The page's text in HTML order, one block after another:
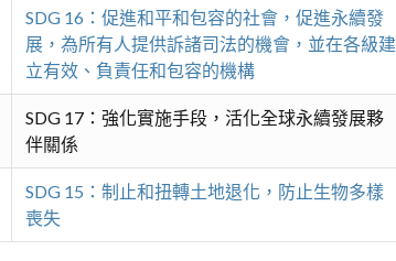
SDG 16：促進和平和包容的社會，促進永續發
展，為所有人提供訴諸司法的機會，並在各級建
立有效、負責任和包容的機構
SDG 17：強化實施手段，活化全球永續發展夥
伴關係
SDG 15：制止和扭轉土地退化，防止生物多樣
喪失